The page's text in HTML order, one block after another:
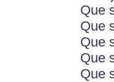
Que
Que
Que
Que
Que